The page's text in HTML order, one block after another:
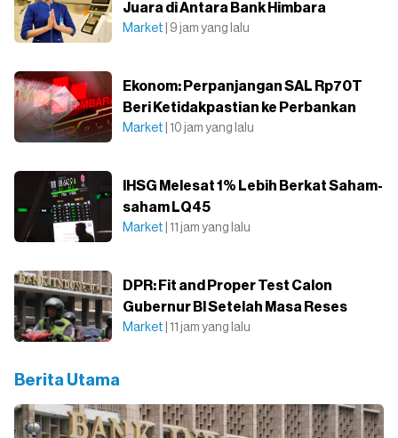
Juara di Antara Bank Himbara
Market | 9 jam yang lalu
Ekonom: Perpanjangan SAL Rp70T
Beri Ketidakpastian ke Perbankan
Market | 10 jam yang lalu
IHSG Melesat 1% Lebih Berkat Saham-
saham LQ45
Market | 11 jam yang lalu
DPR: Fit and Proper Test Calon
Gubernur BI Setelah Masa Reses
Market | 11 jam yang lalu
Berita Utama